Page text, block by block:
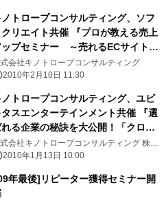
ノトロープコンサルティング、ソフ
クリエイト共催 『プロが教える売上
ップセミナー ～売れるECサイトの
方～』 「思わず買ってしまう」売
ECサイトの秘密公開
会社キノトロープコンサルティング
2010年2月10日 11:30
ノトロープコンサルティング、ユビ
タスエンターテインメント共催 『選
れる企業の秘訣を大公開！「クロス
ィア戦略」～ 携帯サイトとPCサ
を使った顧客満足度向上施策セミ
会社キノトロープコンサルティング 株式
ユビキタスエンターテインメント
2010年1月13日 10:00
年最後]リピーター獲得セミナー開